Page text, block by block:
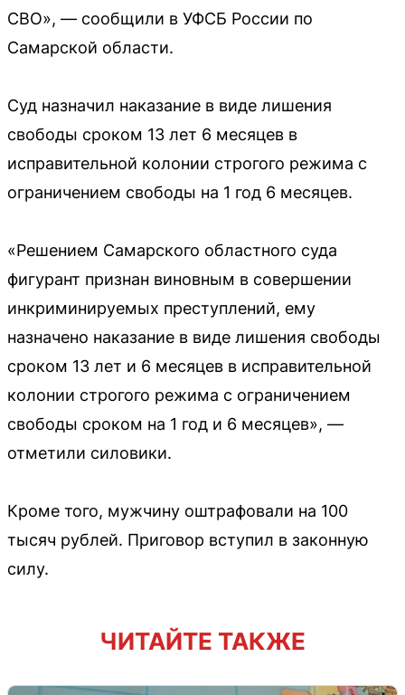
СВО», — сообщили в УФСБ России по
Самарской области.
Суд назначил наказание в виде лишения
свободы сроком 13 лет 6 месяцев в
исправительной колонии строгого режима с
ограничением свободы на 1 год 6 месяцев.
«Решением Самарского областного суда
фигурант признан виновным в совершении
инкриминируемых преступлений, ему
назначено наказание в виде лишения свободы
сроком 13 лет и 6 месяцев в исправительной
колонии строгого режима с ограничением
свободы сроком на 1 год и 6 месяцев», —
отметили силовики.
Кроме того, мужчину оштрафовали на 100
тысяч рублей. Приговор вступил в законную
силу.
ЧИТАЙТЕ ТАКЖЕ